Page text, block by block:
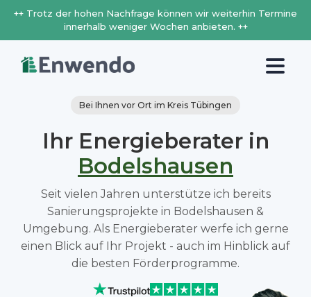
++ Trotz der hohen Nachfrage können wir weiterhin Termine
innerhalb weniger Wochen anbieten. ++
Bei Ihnen vor Ort im Kreis Tübingen
Ihr Energieberater in
Bodelshausen
Seit vielen Jahren unterstütze ich bereits
Sanierungsprojekte in Bodelshausen &
Umgebung. Als Energieberater werfe ich gerne
einen Blick auf Ihr Projekt - auch im Hinblick auf
die besten Förderprogramme.